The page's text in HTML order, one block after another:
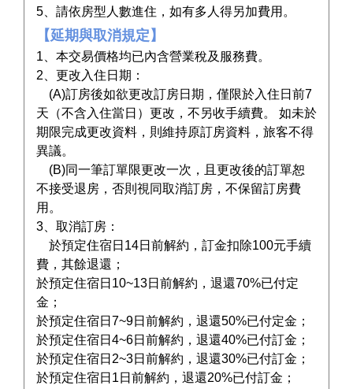
5、請依房型人數進住，如有多人得另加費用。
【延期與取消規定】
1、本交易價格均已內含營業稅及服務費。
2、更改入住日期：
(A)訂房後如欲更改訂房日期，僅限於入住日前7
天（不含入住當日）更改，不另收手續費。 如未於
期限完成更改資料，則維持原訂房資料，旅客不得
異議。
(B)同一筆訂單限更改一次，且更改後的訂單恕
不接受退房，否則視同取消訂房，不保留訂房費
用。
3、取消訂房：
於預定住宿日14日前解約，訂金扣除100元手續
費，其餘退還；
於預定住宿日10~13日前解約，退還70%已付定
金；
於預定住宿日7~9日前解約，退還50%已付定金；
於預定住宿日4~6日前解約，退還40%已付訂金；
於預定住宿日2~3日前解約，退還30%已付訂金；
於預定住宿日1日前解約，退還20%已付訂金；